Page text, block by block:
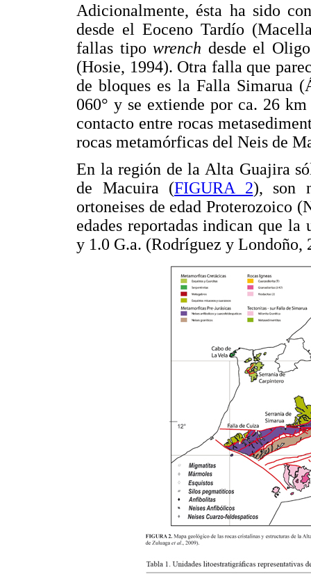
Adicionalmente, ésta ha sido
desde el Eoceno Tardío
fallas tipowrench desde el
(Hosie, 1994). Otra falla que
de bloques es la Falla Simarua
060° y se extiende por ca. 26
contacto entre rocas
rocas metamórficas del Neis de
En la región de la Alta Guajira
de Macuira (FIGURA 2), son
ortoneises de edad Proterozoico
edades reportadas indican que
y 1.0 G.a. (Rodríguez y Londoño,